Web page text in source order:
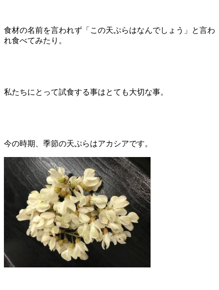
食材の名前を言われず「この天ぷらはなんでしょう」と言わ
れ食べてみたり。
私たちにとって試食する事はとても大切な事。
今の時期、季節の天ぷらはアカシアです。